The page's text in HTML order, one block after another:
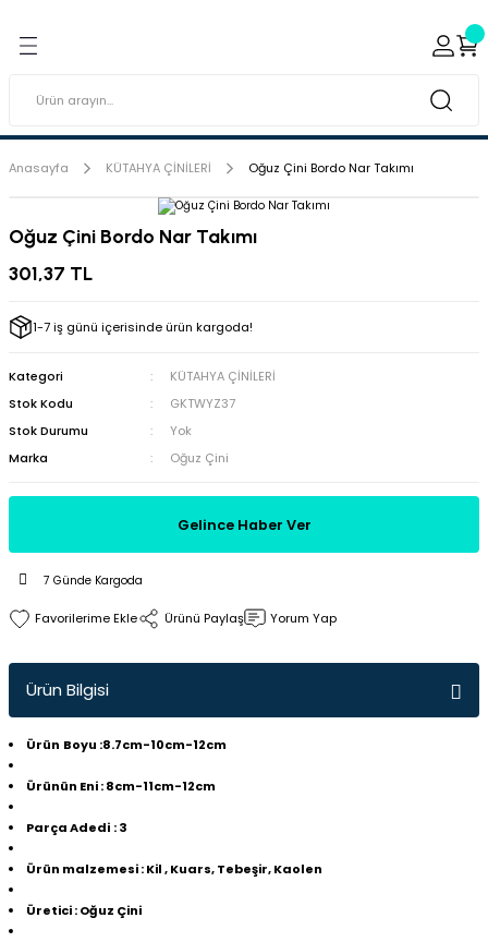
Porselen Boyaları (Toz
Kabartma Boyaları
Tabaklar
Anasayfa KÜTAHYA ÇİNİLERİ Oğuz Çini Bordo Nar Takımı
Oğuz Çini Bordo Nar Takımı
301,37 TL
1-7 iş günü içerisinde ürün kargoda!
Kategori
KÜTAHYA ÇİNİLERİ
Stok Kodu
GKTWYZ37
Stok Durumu
Yok
Marka
Oğuz Çini
Gelince Haber Ver
7 Günde Kargoda
Ürünü Paylaş Yorum Yap
Ürün Bilgisi
Ürün Boyu :8.7cm-10cm-12cm
Ürünün Eni: 8cm-11cm-12cm
Parça Adedi : 3
Ürün malzemesi: Kil , Kuars, Tebeşir, Kaolen
Üretici: Oğuz Çini